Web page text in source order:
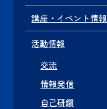
講座・イベント情報
活動情報
交流
情報発信
自己研鑽